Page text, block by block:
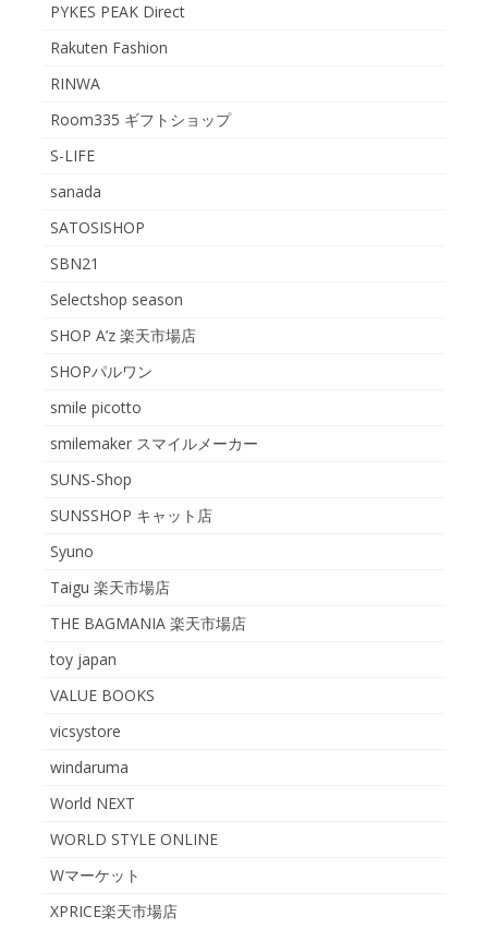
PYKES PEAK Direct
Rakuten Fashion
RINWA
Room335 ギフトショップ
S-LIFE
sanada
SATOSISHOP
SBN21
Selectshop season
SHOP A’z 楽天市場店
SHOPパルワン
smile picotto
smilemaker スマイルメーカー
SUNS-Shop
SUNSSHOP キャット店
Syuno
Taigu 楽天市場店
THE BAGMANIA 楽天市場店
toy japan
VALUE BOOKS
vicsystore
windaruma
World NEXT
WORLD STYLE ONLINE
Wマーケット
XPRICE楽天市場店